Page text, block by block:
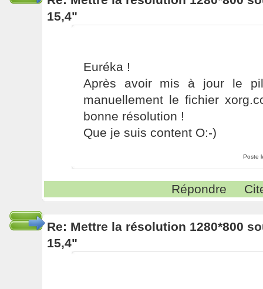
15,4"
Euréka !
Après avoir mis à jour le
manuellement le fichier
bonne résolution !
Que je suis content O:-)
Poste
Répondre
Re: Mettre la résolution 1280*800
15,4"